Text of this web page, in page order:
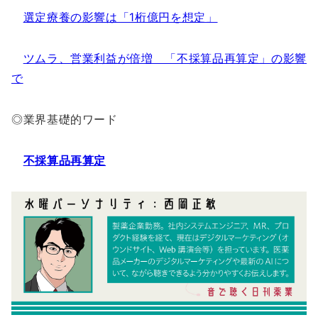
選定療養の影響は「1桁億円を想定」
ツムラ、営業利益が倍増 「不採算品再算定」の影響
で
◎業界基礎的ワード
不採算品再算定